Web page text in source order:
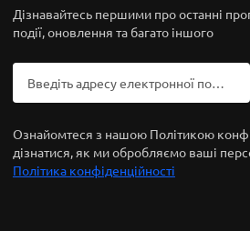
Дізнавайтесь першими про останні
події, оновлення та багато іншого
Ознайомтеся з нашою Політикою
дізнатися, як ми обробляємо ваші
Політика конфіденційності